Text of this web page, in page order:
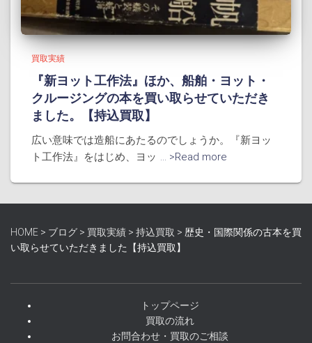
買取実績
『新ヨット工作法』ほか、船舶・ヨット・
クルージングの本を買い取らせていただき
ました。【持込買取】
広い意味では造船にあたるのでしょうか。『新ヨッ
ト工作法』をはじめ、ヨッ ... >Read more
HOME > ブログ > 買取実績 > 持込買取 > 歴史・国際関係の古本を買
い取らせていただきました【持込買取】
トップページ
買取の流れ
お問合わせ・買取のご相談